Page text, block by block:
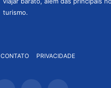
turismo.
CONTATO PRIVACIDADE